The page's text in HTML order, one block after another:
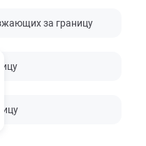
за границу